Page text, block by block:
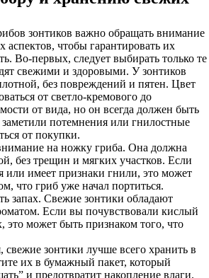
зонтиков важно обращать внимание
аспектов, чтобы гарантировать их
Во-первых, следует выбирать только те
свежими и здоровыми. У зонтиков
без повреждений и пятен. Цвет
от светло-кремового до
от вида, но он всегда должен быть
потемнения или гнилостные
от покупки.
на ножку гриба. Она должна
без трещин и мягких участков. Если
или имеет признаки гнили, это может
что гриб уже начал портиться.
запах. Свежие зонтики обладают
Если вы почувствовали кислый
это может быть признаком того, что
свежие зонтики лучше всего хранить в
их в бумажный пакет, который
и предотвратит накопление влаги.